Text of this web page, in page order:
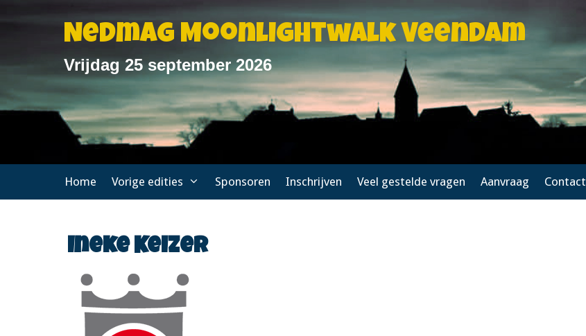
Nedmag Moonlightwalk Veendam
Vrijdag 25 september 2026
Home Vorige edities Sponsoren Inschrijven Veel gestelde vragen Aanvraag Contact
Ineke Keizer